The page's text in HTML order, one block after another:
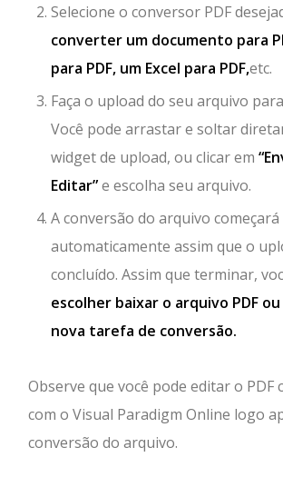
Selecione o conversor PDF
converter um documento para
para PDF, um Excel para PDF,etc.
Faça o upload do seu arquivo
Você pode arrastar e soltar
widget de upload, ou clicar em
Editar”e escolha seu arquivo.
A conversão do arquivo começará
automaticamente assim que o
concluído. Assim que terminar,
escolher baixar o arquivo PDF
nova tarefa de conversão.
Observe que você pode editar o PDF
com o Visual Paradigm Online logo
conversão do arquivo.